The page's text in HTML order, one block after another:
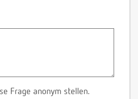
Frage anonym stellen.